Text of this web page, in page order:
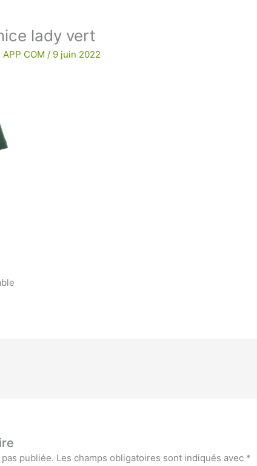
QUALITE
lady vert
APP COM/ 9 juin 2022
publiée. Les champs obligatoires sont indiqués avec *